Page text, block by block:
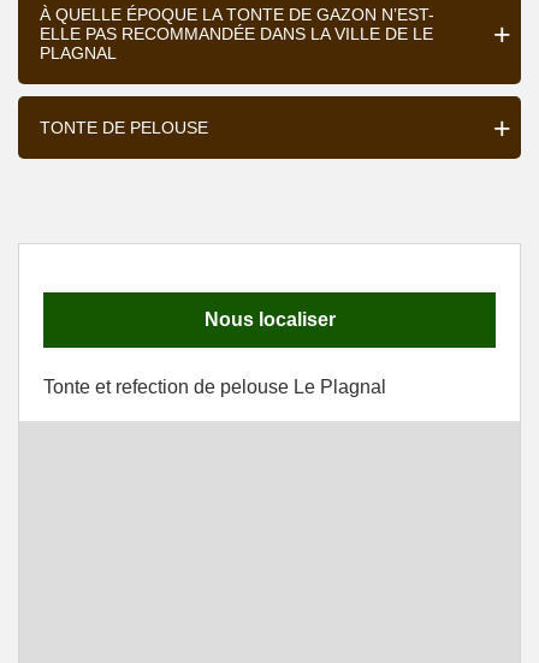
À QUELLE ÉPOQUE LA TONTE DE GAZON N’EST-
ELLE PAS RECOMMANDÉE DANS LA VILLE DE LE
PLAGNAL
TONTE DE PELOUSE
Nous localiser
Tonte et refection de pelouse Le Plagnal